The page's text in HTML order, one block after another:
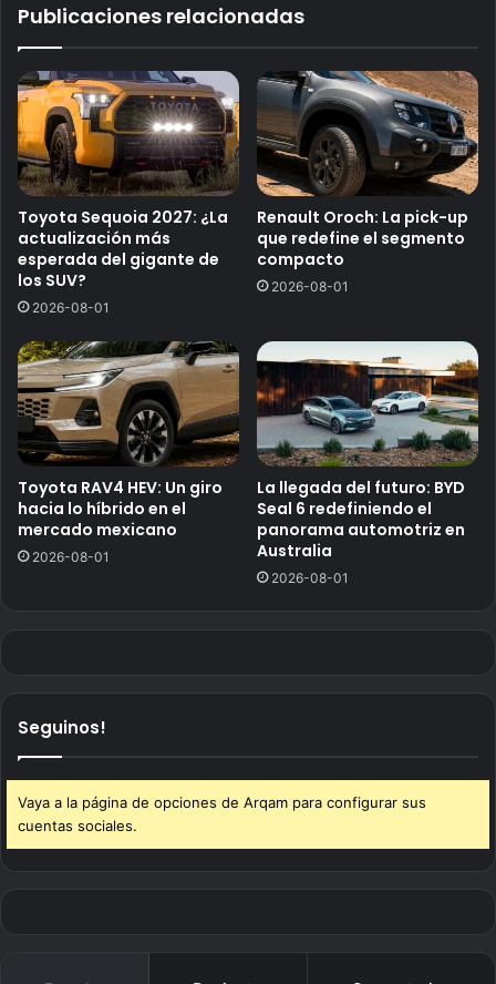
Publicaciones relacionadas
Toyota Sequoia 2027: ¿La
actualización más
esperada del gigante de
los SUV?
2026-08-01
Renault Oroch: La pick-up
que redefine el segmento
compacto
2026-08-01
Toyota RAV4 HEV: Un giro
hacia lo híbrido en el
mercado mexicano
2026-08-01
La llegada del futuro: BYD
Seal 6 redefiniendo el
panorama automotriz en
Australia
2026-08-01
Seguinos!
Vaya a la página de opciones de Arqam para configurar sus
cuentas sociales.